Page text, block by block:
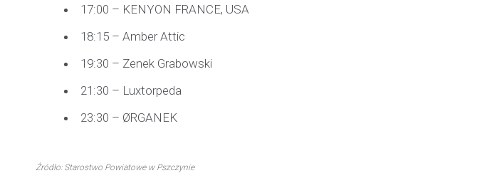
17:00 – KENYON FRANCE, USA
18:15 – Amber Attic
19:30 – Zenek Grabowski
21:30 – Luxtorpeda
23:30 – ØRGANEK
Źródło: Starostwo Powiatowe w Pszczynie